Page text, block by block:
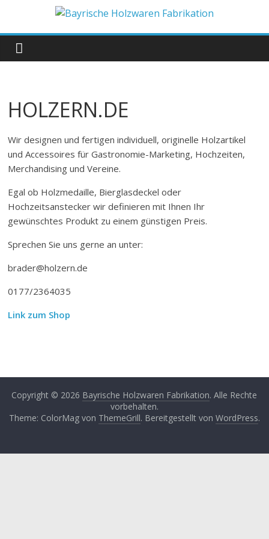
springen
Bayrische
Holzwaren
Fabrikation
HOLZERN.DE
Wir designen und fertigen individuell, originelle Holzartikel
und Accessoires für Gastronomie-Marketing, Hochzeiten,
Merchandising und Vereine.
Egal ob Holzmedaille, Bierglasdeckel oder
Hochzeitsanstecker wir definieren mit Ihnen Ihr
gewünschtes Produkt zu einem günstigen Preis.
Sprechen Sie uns gerne an unter:
brader@holzern.de
0177/2364035
Link zum Shop
Copyright © 2026 Bayrische Holzwaren Fabrikation. Alle Rechte
vorbehalten.
Theme: ColorMag von ThemeGrill. Bereitgestellt von WordPress.